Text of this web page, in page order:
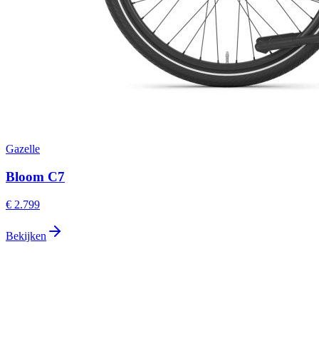
Gazelle
Bloom C7
€ 2.799
Bekijken